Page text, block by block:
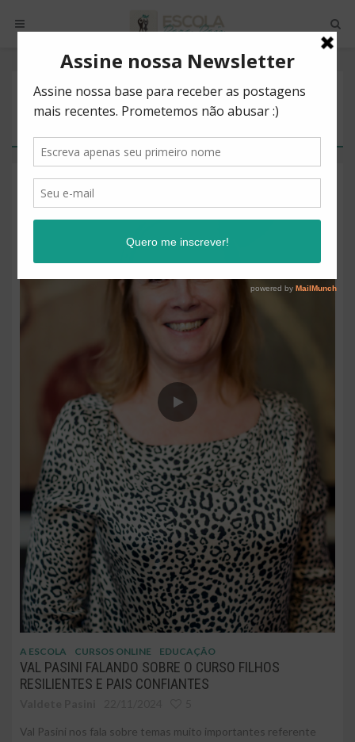
POSTS BY TAG
BRINCAR
A ESCOLA CURSOS ONLINE EDUCAÇÃO
VAL PASINI FALANDO SOBRE O CURSO FILHOS
RESILIENTES E PAIS CONFIANTES
Val Pasini nos fala sobre temas muito importantes referente